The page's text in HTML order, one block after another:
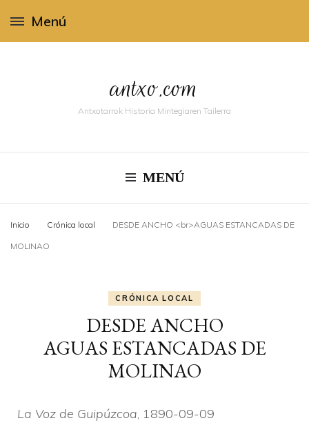
Menú
antxo.com
Antxotarrok Historia Mintegiaren Tailerra
MENÚ
Inicio Crónica local DESDE ANCHO <br>AGUAS ESTANCADAS DE
MOLINAO
CRÓNICA LOCAL
DESDE ANCHO
AGUAS ESTANCADAS DE
MOLINAO
La Voz de Guipúzcoa, 1890-09-09